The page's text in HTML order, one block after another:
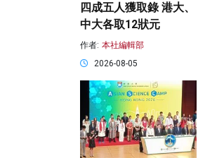
四成五人獲取錄 港大、
中大各取12狀元
作者: 本社編輯部
2026-08-05